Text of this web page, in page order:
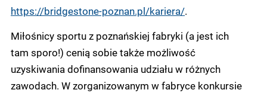
https://bridgestone-poznan.pl/kariera/.
Miłośnicy sportu z poznańskiej fabryki (a jest ich
tam sporo!) cenią sobie także możliwość
uzyskiwania dofinansowania udziału w różnych
zawodach. W zorganizowanym w fabryce konkursie